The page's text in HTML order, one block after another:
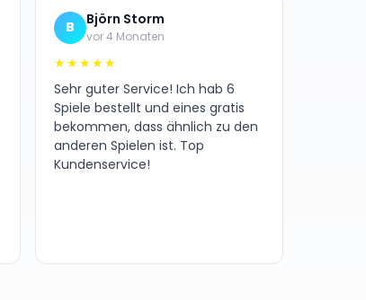
B Björn Storm
vor 4 Monaten
★★★★★
Sehr guter Service! Ich hab 6
Spiele bestellt und eines gratis
bekommen, dass ähnlich zu den
anderen Spielen ist. Top
Kundenservice!